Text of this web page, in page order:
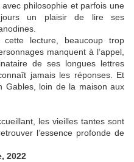
philosophie et parfois une
un plaisir de lire ses
lecture, beaucoup trop
manquent à l’appel,
de ses longues lettres
jamais les réponses. Et
Gables, loin de la maison aux
les vieilles tantes sont
l’essence profonde de
2022